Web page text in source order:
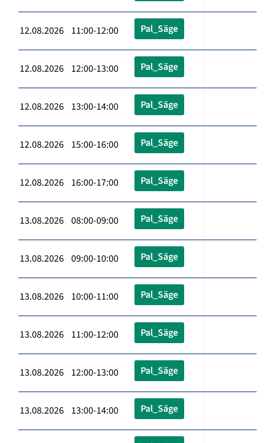
12.08.2026 11:00-12:00 Pal_Säge
12.08.2026 12:00-13:00 Pal_Säge
12.08.2026 13:00-14:00 Pal_Säge
12.08.2026 15:00-16:00 Pal_Säge
12.08.2026 16:00-17:00 Pal_Säge
13.08.2026 08:00-09:00 Pal_Säge
13.08.2026 09:00-10:00 Pal_Säge
13.08.2026 10:00-11:00 Pal_Säge
13.08.2026 11:00-12:00 Pal_Säge
13.08.2026 12:00-13:00 Pal_Säge
13.08.2026 13:00-14:00 Pal_Säge